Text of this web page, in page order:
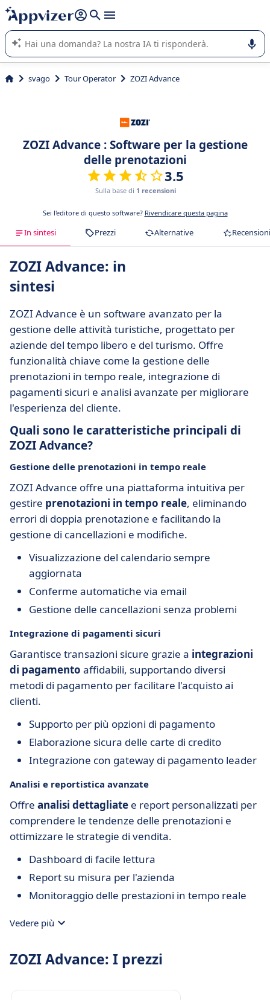
righe con
shift + enter
L'IA di Appvizer vi guida nell'utilizzo o nella scelta di un
software SaaS per la vostra azienda.
svago Tour Operator ZOZI Advance
ZOZI Advance : Software per la gestione
delle prenotazioni
3.5
Sulla base di 1 recensioni
Sei l'editore di questo software? Rivendicare questa pagina
In sintesi Prezzi Alternative Recensioni
ZOZI Advance: in
sintesi
ZOZI Advance è un software avanzato per la
gestione delle attività turistiche, progettato per
aziende del tempo libero e del turismo. Offre
funzionalità chiave come la gestione delle
prenotazioni in tempo reale, integrazione di
pagamenti sicuri e analisi avanzate per migliorare
l'esperienza del cliente.
Quali sono le caratteristiche principali di
ZOZI Advance?
Gestione delle prenotazioni in tempo reale
ZOZI Advance offre una piattaforma intuitiva per
gestire prenotazioni in tempo reale, eliminando
errori di doppia prenotazione e facilitando la
gestione di cancellazioni e modifiche.
Visualizzazione del calendario sempre
aggiornata
Conferme automatiche via email
Gestione delle cancellazioni senza problemi
Integrazione di pagamenti sicuri
Garantisce transazioni sicure grazie a integrazioni
di pagamento affidabili, supportando diversi
metodi di pagamento per facilitare l'acquisto ai
clienti.
Supporto per più opzioni di pagamento
Elaborazione sicura delle carte di credito
Integrazione con gateway di pagamento leader
Analisi e reportistica avanzate
Offre analisi dettagliate e report personalizzati per
comprendere le tendenze delle prenotazioni e
ottimizzare le strategie di vendita.
Dashboard di facile lettura
Report su misura per l'azienda
Monitoraggio delle prestazioni in tempo reale
Vedere più
ZOZI Advance: I prezzi